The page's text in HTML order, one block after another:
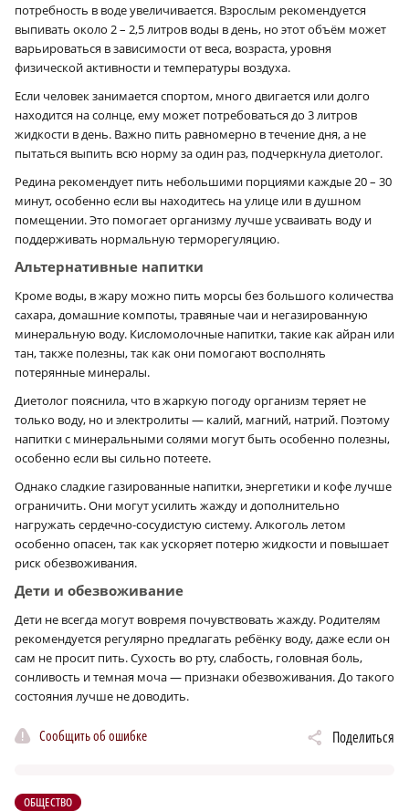
потребность в воде увеличивается. Взрослым рекомендуется
выпивать около 2 – 2,5 литров воды в день, но этот объём может
варьироваться в зависимости от веса, возраста, уровня
физической активности и температуры воздуха.
Если человек занимается спортом, много двигается или долго
находится на солнце, ему может потребоваться до 3 литров
жидкости в день. Важно пить равномерно в течение дня, а не
пытаться выпить всю норму за один раз, подчеркнула диетолог.
Редина рекомендует пить небольшими порциями каждые 20 – 30
минут, особенно если вы находитесь на улице или в душном
помещении. Это помогает организму лучше усваивать воду и
поддерживать нормальную терморегуляцию.
Альтернативные напитки
Кроме воды, в жару можно пить морсы без большого количества
сахара, домашние компоты, травяные чаи и негазированную
минеральную воду. Кисломолочные напитки, такие как айран или
тан, также полезны, так как они помогают восполнять
потерянные минералы.
Диетолог пояснила, что в жаркую погоду организм теряет не
только воду, но и электролиты — калий, магний, натрий. Поэтому
напитки с минеральными солями могут быть особенно полезны,
особенно если вы сильно потеете.
Однако сладкие газированные напитки, энергетики и кофе лучше
ограничить. Они могут усилить жажду и дополнительно
нагружать сердечно-сосудистую систему. Алкоголь летом
особенно опасен, так как ускоряет потерю жидкости и повышает
риск обезвоживания.
Дети и обезвоживание
Дети не всегда могут вовремя почувствовать жажду. Родителям
рекомендуется регулярно предлагать ребёнку воду, даже если он
сам не просит пить. Сухость во рту, слабость, головная боль,
сонливость и темная моча — признаки обезвоживания. До такого
состояния лучше не доводить.
Сообщить об ошибке Поделиться
ОБЩЕСТВО